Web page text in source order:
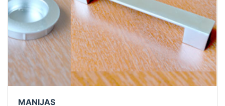
MANIJAS